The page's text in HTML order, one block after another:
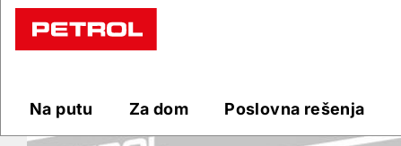
Prodajna
mesta
Na putu Za dom Poslovna rešenja